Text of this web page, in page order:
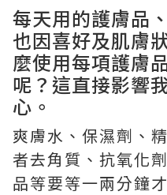
每天用的護膚品
也因喜好及肌膚
麼使用每項護膚
呢？這直接影響
心。
爽膚水、保濕劑、
者去角質、抗氧化
品等要等一兩分鐘